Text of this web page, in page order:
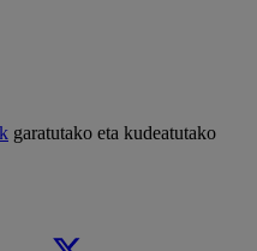
garatutako eta kudeatutako